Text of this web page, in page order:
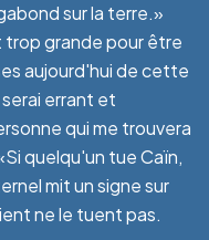
sur la terre.»
trop grande pour être
aujourd'hui de cette
errant et
qui me trouvera
quelqu'un tue Caïn,
mit un signe sur
ne le tuent pas.